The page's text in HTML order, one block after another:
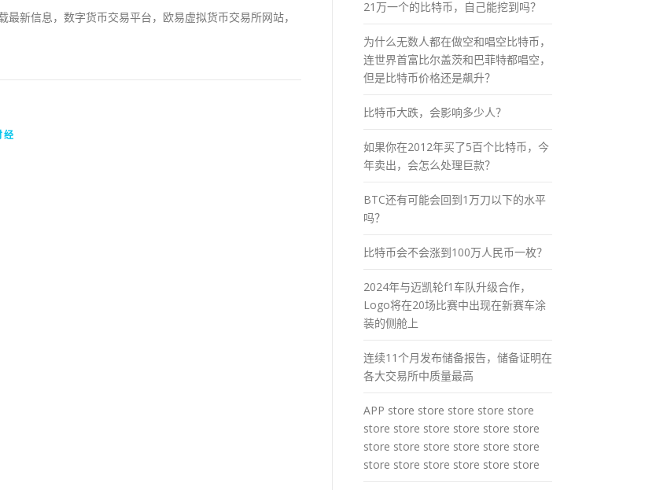
新信息，数字货币交易平台，欧易虚拟货币交易所网站，
经
21万一个的比特币，自己能挖到吗？
为什么无数人都在做空和唱空比特币，
连世界首富比尔盖茨和巴菲特都唱空，
但是比特币价格还是飙升？
比特币大跌，会影响多少人？
如果你在2012年买了5百个比特币，今
年卖出，会怎么处理巨款？
BTC还有可能会回到1万刀以下的水平
吗？
比特币会不会涨到100万人民币一枚？
2024年与迈凯轮f1车队升级合作，
Logo将在20场比赛中出现在新赛车涂
装的侧舱上
连续11个月发布储备报告，储备证明在
各大交易所中质量最高
APP store store store store store
store store store store store store
store store store store store store
store store store store store store